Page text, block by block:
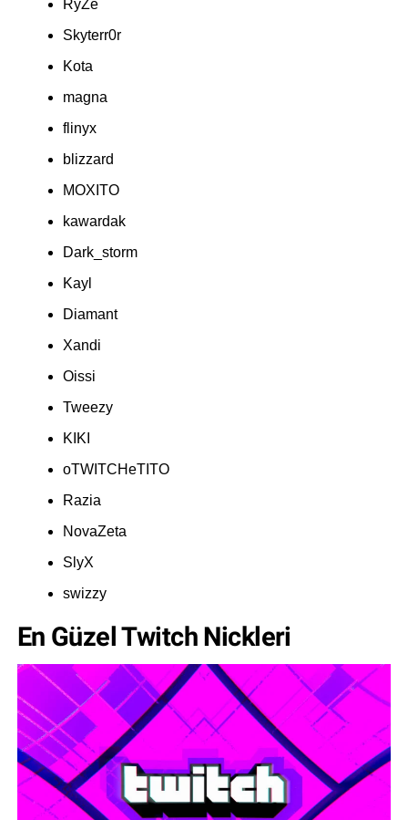
RyZe
Skyterr0r
Kota
magna
flinyx
blizzard
MOXITO
kawardak
Dark_storm
Kayl
Diamant
Xandi
Oissi
Tweezy
KIKI
oTWITCHeTITO
Razia
NovaZeta
SlyX
swizzy
En Güzel Twitch Nickleri